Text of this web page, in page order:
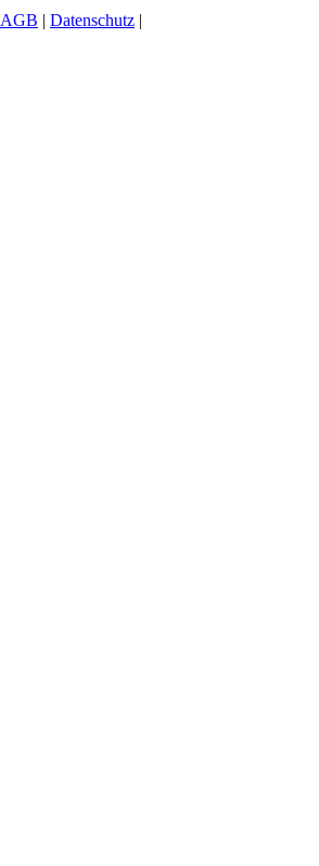
AGB | Datenschutz |